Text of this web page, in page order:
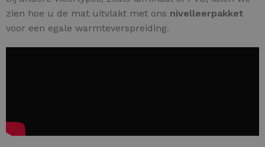
zien hoe u de mat uitvlakt met ons nivelleerpakket
voor een egale warmteverspreiding.